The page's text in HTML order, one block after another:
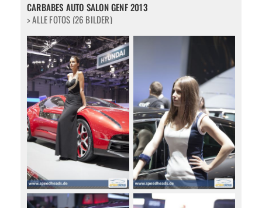
CARBABES AUTO SALON GENF 2013
> ALLE FOTOS (26 BILDER)